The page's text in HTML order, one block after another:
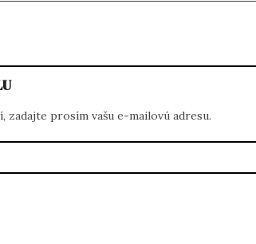
prosím vašu e-mailovú adresu.